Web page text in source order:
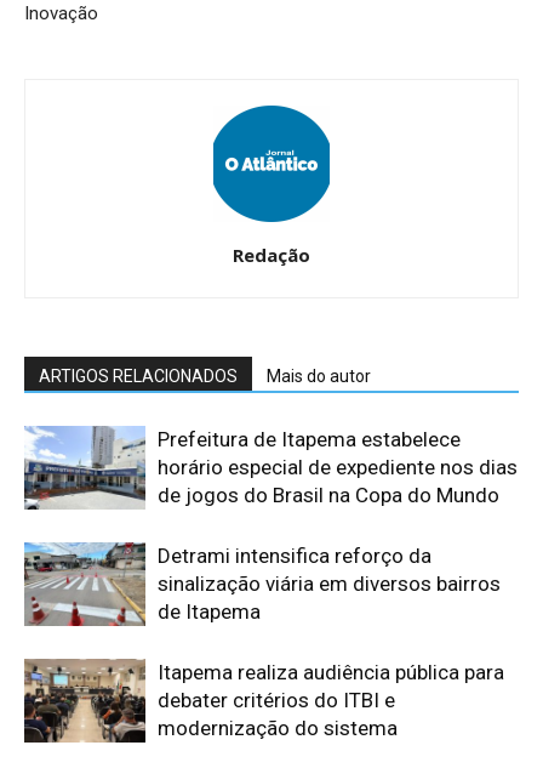
Inovação
Redação
ARTIGOS RELACIONADOS Mais do autor
Prefeitura de Itapema estabelece
horário especial de expediente nos dias
de jogos do Brasil na Copa do Mundo
Detrami intensifica reforço da
sinalização viária em diversos bairros
de Itapema
Itapema realiza audiência pública para
debater critérios do ITBI e
modernização do sistema